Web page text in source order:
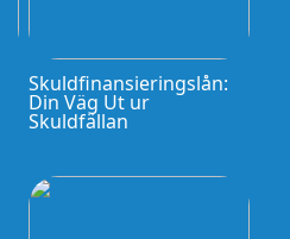
Skuldfinansieringslån:
Din Väg Ut ur
Skuldfällan